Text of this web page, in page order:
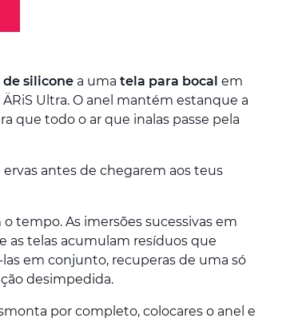
silicone a uma tela para bocal em
Ultra. O anel mantém estanque a
que todo o ar que inalas passe pela
antes de chegarem aos teus
tempo. As imersões sucessivas em
as telas acumulam resíduos que
em conjunto, recuperas de uma só
desimpedida.
por completo, colocares o anel e